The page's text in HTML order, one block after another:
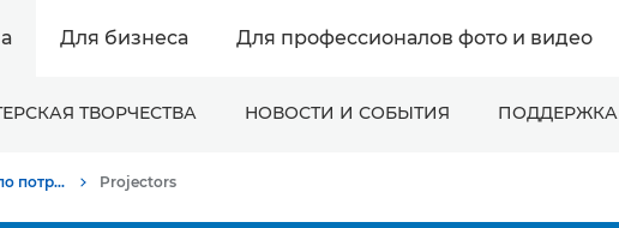
Для бизнеса Для профессионалов фото и видео
ТВОРЧЕСТВА НОВОСТИ И СОБЫТИЯ ПОДДЕРЖКА
Онлайн-поддержка по потребительской продукции Projectors